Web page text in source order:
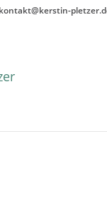
kontakt@kerstin-